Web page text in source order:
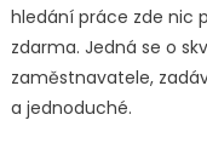
hledání práce zde nic
zdarma. Jedná se o
zaměstnavatele,
a jednoduché.